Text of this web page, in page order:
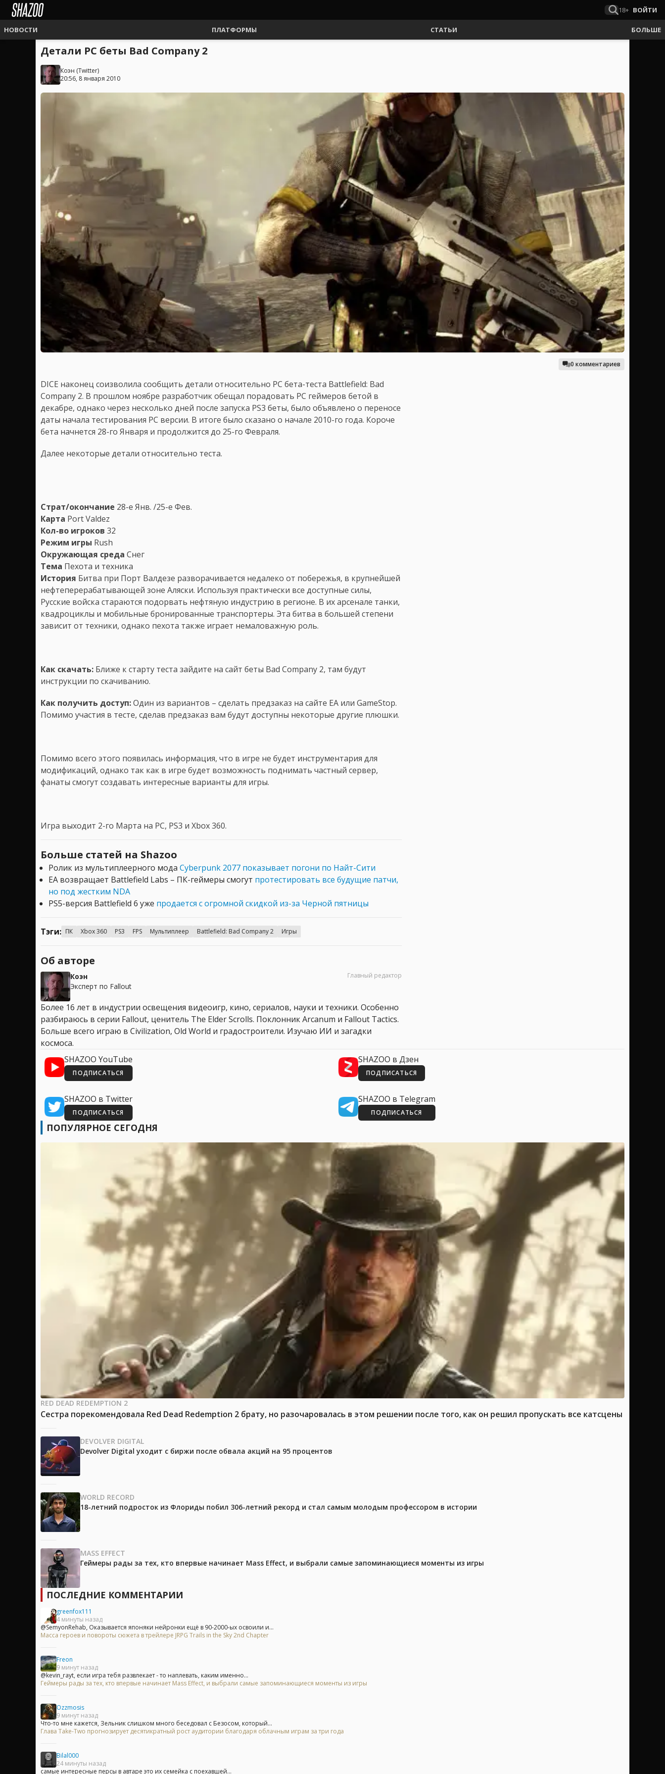
18+ ВОЙТИ
НОВОСТИ ПЛАТФОРМЫ СТАТЬИ БОЛЬШЕ
Детали PC беты Bad Company 2
Коэн (Twitter)
20:56, 8 января 2010
0 комментариев
DICE наконец соизволила сообщить детали относительно PC бета-теста Battlefield: Bad
Company 2. В прошлом ноябре разработчик обещал порадовать PC геймеров бетой в
декабре, однако через несколько дней после запуска PS3 беты, было объявлено о переносе
даты начала тестирования PC версии. В итоге было сказано о начале 2010-го года. Короче
бета начнется 28-го Января и продолжится до 25-го Февраля.
Далее некоторые детали относительно теста.
Страт/окончание 28-е Янв. /25-е Фев.
Карта Port Valdez
Кол-во игроков 32
Режим игры Rush
Окружающая среда Снег
Тема Пехота и техника
История Битва при Порт Валдезе разворачивается недалеко от побережья, в крупнейшей
нефтеперерабатывающей зоне Аляски. Используя практически все доступные силы,
Русские войска стараются подорвать нефтяную индустрию в регионе. В их арсенале танки,
квадроциклы и мобильные бронированные транспортеры. Эта битва в большей степени
зависит от техники, однако пехота также играет немаловажную роль.
Как скачать: Ближе к старту теста зайдите на сайт беты Bad Company 2, там будут
инструкции по скачиванию.
Как получить доступ:Один из вариантов – сделать предзаказ на сайте EA или GameStop.
Помимо участия в тесте, сделав предзаказ вам будут доступны некоторые другие плюшки.
Помимо всего этого появилась информация, что в игре не будет инструментария для
модификаций, однако так как в игре будет возможность поднимать частный сервер,
фанаты смогут создавать интересные варианты для игры.
Игра выходит 2-го Марта на PC, PS3 и Xbox 360.
Больше статей на Shazoo
Ролик из мультиплеерного мода Cyberpunk 2077 показывает погони по Найт-Сити
EA возвращает Battlefield Labs – ПК-геймеры смогут протестировать все будущие патчи,
но под жестким NDA
PS5-версия Battlefield 6 уже продается с огромной скидкой из-за Черной пятницы
Тэги: ПК Xbox 360 PS3 FPS Мультиплеер Battlefield: Bad Company 2 Игры
Об авторе
Коэн
Эксперт по Fallout
Главный редактор
Более 16 лет в индустрии освещения видеоигр, кино, сериалов, науки и техники. Особенно
разбираюсь в серии Fallout, ценитель The Elder Scrolls. Поклонник Arcanum и Fallout Tactics.
Больше всего играю в Civilization, Old World и градостроители. Изучаю ИИ и загадки
космоса.
SHAZOO YouTube
ПОДПИСАТЬСЯ
SHAZOO в Дзен
ПОДПИСАТЬСЯ
SHAZOO в Twitter
ПОДПИСАТЬСЯ
SHAZOO в Telegram
ПОДПИСАТЬСЯ
ПОПУЛЯРНОЕ СЕГОДНЯ
RED DEAD REDEMPTION 2
Сестра порекомендовала Red Dead Redemption 2 брату, но разочаровалась в этом решении после того, как он решил пропускать все катсцены
DEVOLVER DIGITAL
Devolver Digital уходит с биржи после обвала акций на 95 процентов
WORLD RECORD
18-летний подросток из Флориды побил 306-летний рекорд и стал самым молодым профессором в истории
MASS EFFECT
Геймеры рады за тех, кто впервые начинает Mass Effect, и выбрали самые запоминающиеся моменты из игры
ПОСЛЕДНИЕ КОММЕНТАРИИ
greenfox111
4 минуты назад
@SemyonRehab, Оказывается японяки нейронки ещё в 90-2000-ых освоили и...
Масса героев и повороты сюжета в трейлере JRPG Trails in the Sky 2nd Chapter
Freon
9 минут назад
@kevin_rayt, если игра тебя развлекает - то наплевать, каким именно...
Геймеры рады за тех, кто впервые начинает Mass Effect, и выбрали самые запоминающиеся моменты из игры
Ozzmosis
9 минут назад
Что-то мне кажется, Зельник слишком много беседовал с Безосом, который...
Глава Take-Two прогнозирует десятикратный рост аудитории благодаря облачным играм за три года
Bilal000
24 минуты назад
самые интересные персы в автаре это их семейка с поехавшей...